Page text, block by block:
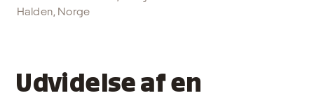
Udvidelse af en
Halden, Norge